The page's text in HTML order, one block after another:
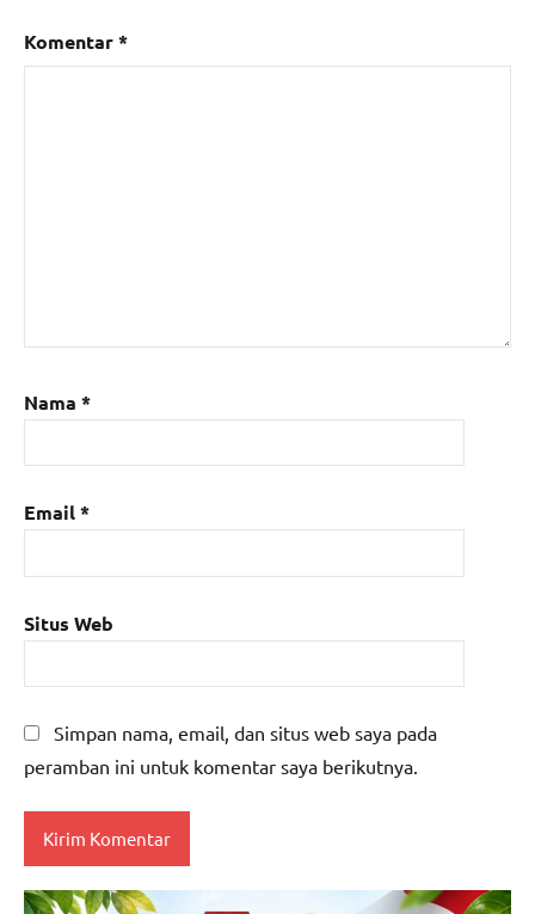
Komentar*
Nama *
Email*
Situs Web
Simpan nama, email, dan situs web saya pada
peramban ini untuk komentar saya berikutnya.